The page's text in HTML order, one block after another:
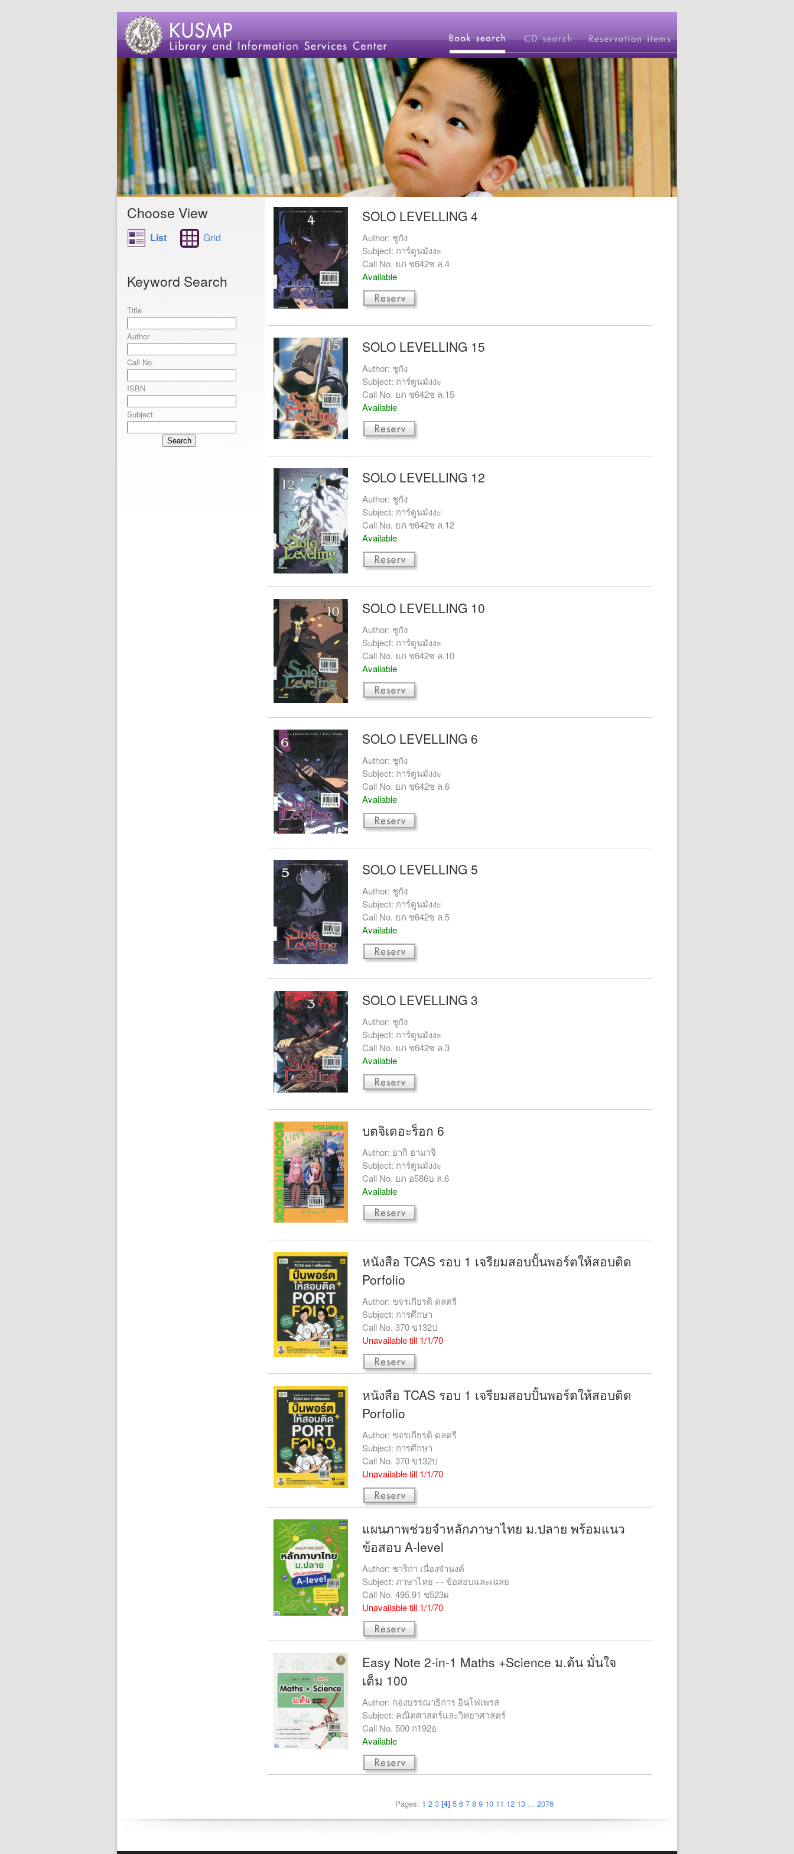
Choose View
List Grid
Keyword Search
Title
Author
Call No.
ISBN
Subject
Search
SOLO LEVELLING 4
Author: ชูกัง
Subject: การ์ตูนมังงะ
Call No. ยภ ช642ซ ล.4
Available
SOLO LEVELLING 15
Author: ชูกัง
Subject: การ์ตูนมังงะ
Call No. ยภ ช642ซ ล.15
Available
SOLO LEVELLING 12
Author: ชูกัง
Subject: การ์ตูนมังงะ
Call No. ยภ ช642ซ ล.12
Available
SOLO LEVELLING 10
Author: ชูกัง
Subject: การ์ตูนมังงะ
Call No. ยภ ช642ซ ล.10
Available
SOLO LEVELLING 6
Author: ชูกัง
Subject: การ์ตูนมังงะ
Call No. ยภ ช642ซ ล.6
Available
SOLO LEVELLING 5
Author: ชูกัง
Subject: การ์ตูนมังงะ
Call No. ยภ ช642ซ ล.5
Available
SOLO LEVELLING 3
Author: ชูกัง
Subject: การ์ตูนมังงะ
Call No. ยภ ช642ซ ล.3
Available
บตจิเดอะร็อก 6
Author: อากิ ฮามาจิ
Subject: การ์ตูนมังงะ
Call No. ยภ อ586บ ล.6
Available
หนังสือ TCAS รอบ 1 เจรียมสอบปั้นพอร์ตให้สอบติด
Porfolio
Author: ขจรเกียรติ ดลตรี
Subject: การศึกษา
Call No. 370 ข132ป
Unavailable till 1/1/70
หนังสือ TCAS รอบ 1 เจรียมสอบปั้นพอร์ตให้สอบติด
Porfolio
Author: ขจรเกียรติ ดลตรี
Subject: การศึกษา
Call No. 370 ข132ป
Unavailable till 1/1/70
แผนภาพช่วยจำหลักภาษาไทย ม.ปลาย พร้อมแนว
ข้อสอบ A-level
Author: ชาริกา เนื่องจำนงค์
Subject: ภาษาไทย - - ข้อสอบและเฉลย
Call No. 495.91 ช523ผ
Unavailable till 1/1/70
Easy Note 2-in-1 Maths +Science ม.ต้น มั่นใจ
เต็ม 100
Author: กองบรรณาธิการ อินโฟเพรส
Subject: คณิตศาสตร์และวิทยาศาสตร์
Call No. 500 ก192อ
Available
Pages: 1 2 3 [4] 5 6 7 8 9 10 11 12 13 ... 2076